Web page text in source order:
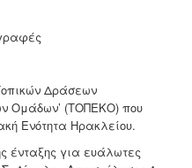
Δράσεων
Ομάδων’ (ΤΟΠΕΚΟ) που
Ενότητα Ηρακλείου.
ένταξης για ευάλωτες